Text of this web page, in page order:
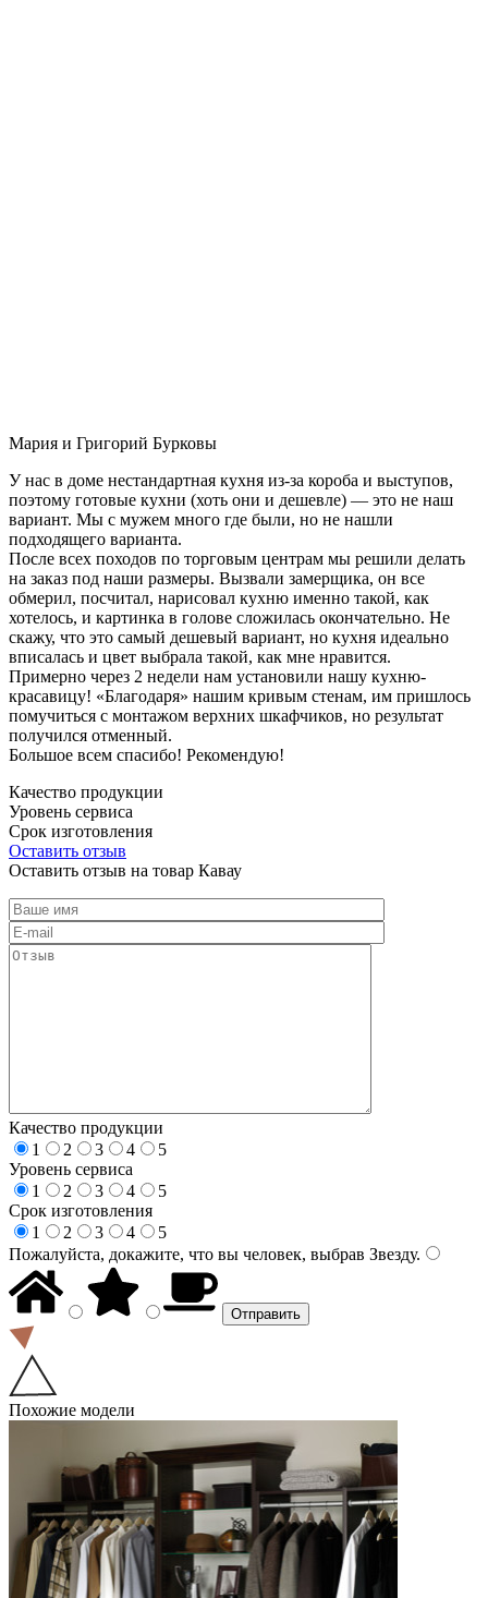
Мария и Григорий Бурковы
У нас в доме нестандартная кухня из-за короба и выступов,
поэтому готовые кухни (хоть они и дешевле) — это не наш
вариант. Мы с мужем много где были, но не нашли
подходящего варианта.
После всех походов по торговым центрам мы решили делать
на заказ под наши размеры. Вызвали замерщика, он все
обмерил, посчитал, нарисовал кухню именно такой, как
хотелось, и картинка в голове сложилась окончательно. Не
скажу, что это самый дешевый вариант, но кухня идеально
вписалась и цвет выбрала такой, как мне нравится.
Примерно через 2 недели нам установили нашу кухню-
красавицу! «Благодаря» нашим кривым стенам, им пришлось
помучиться с монтажом верхних шкафчиков, но результат
получился отменный.
Большое всем спасибо! Рекомендую!
Качество продукции
Уровень сервиса
Срок изготовления
Оставить отзыв
Оставить отзыв на товар Кавау
Качество продукции
1
2 3 4
5
Уровень сервиса
1
2 3 4
5
Срок изготовления
1
2 3 4
5
Пожалуйста, докажите, что вы человек, выбрав Звезду.
Похожие модели